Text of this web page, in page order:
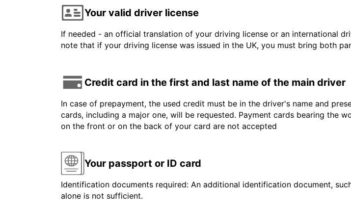
Your valid driver license
If needed - an official translation of your driving license or an international
note that if your driving license was issued in the UK, you must bring both
Credit card in the first and last name of the main driver
In case of prepayment, the used credit must be in the driver's name and
cards, including a major one, will be requested. Payment cards bearing the
on the front or on the back of your card are not accepted
Your passport or ID card
Identification documents required: An additional identification document,
alone is not sufficient.